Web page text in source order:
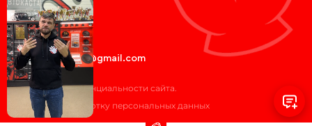
ВКонтакте
Telegram
avtokasta74@gmail.com
Политика конфиденциальности сайта.
Согласие на обработку персональных данных